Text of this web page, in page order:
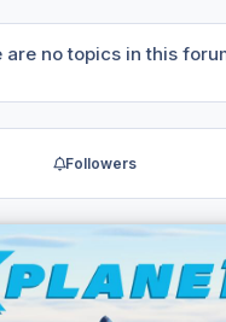
are no topics in this
Followers